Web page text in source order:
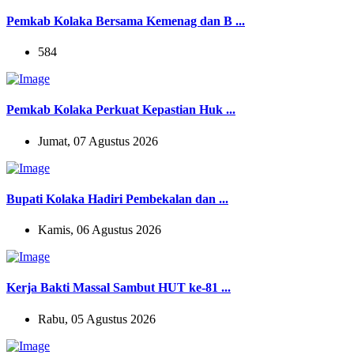
Pemkab Kolaka Bersama Kemenag dan B ...
584
Pemkab Kolaka Perkuat Kepastian Huk ...
Jumat, 07 Agustus 2026
Bupati Kolaka Hadiri Pembekalan dan ...
Kamis, 06 Agustus 2026
Kerja Bakti Massal Sambut HUT ke-81 ...
Rabu, 05 Agustus 2026